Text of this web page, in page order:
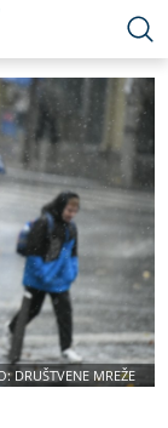
DRUŠTVENE MREŽE